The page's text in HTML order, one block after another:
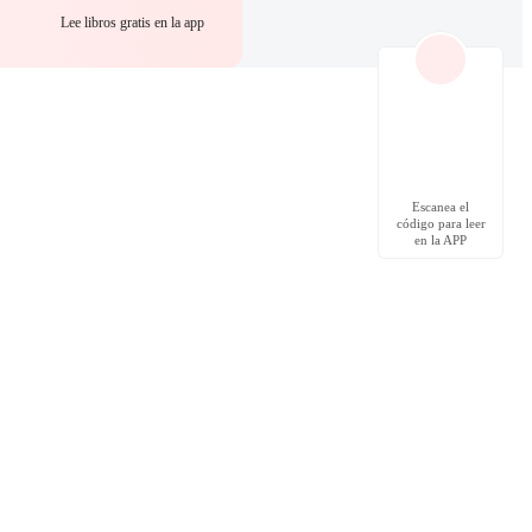
Lee libros gratis en la app
Escanea el
código para leer
en la APP